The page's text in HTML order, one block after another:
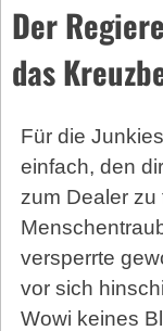
Der
das
Für die
einfach, den
zum Dealer
versperrte
vor sich
Wowi keines